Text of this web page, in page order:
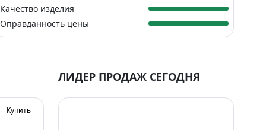
Качество изделия
Оправданность цены
Купить
ЛИДЕР ПРОДАЖ СЕГОДНЯ